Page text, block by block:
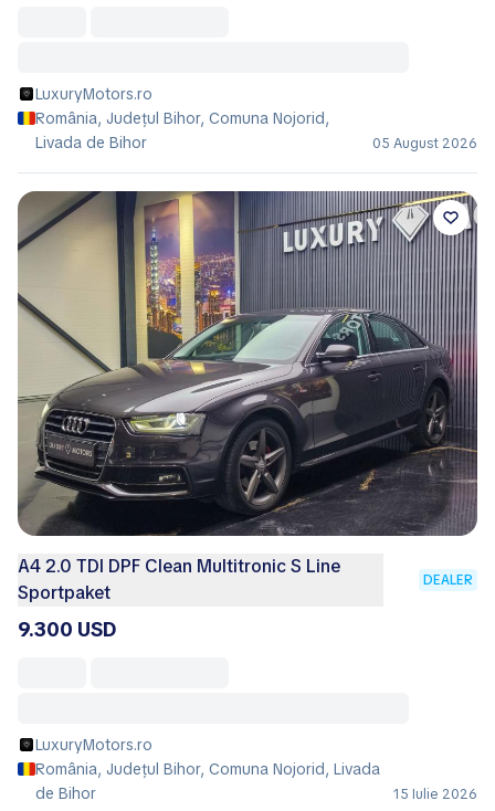
LuxuryMotors.ro
România, Județul Bihor, Comuna Nojorid,
Livada de Bihor
05 August 2026
A4 2.0 TDI DPF Clean Multitronic S Line
Sportpaket
DEALER
9.300 USD
LuxuryMotors.ro
România, Județul Bihor, Comuna Nojorid, Livada
de Bihor
15 Iulie 2026